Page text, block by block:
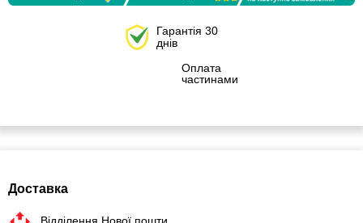
Гарантія 30
днів
Оплата
частинами
Доставка
Відділення Нової пошти